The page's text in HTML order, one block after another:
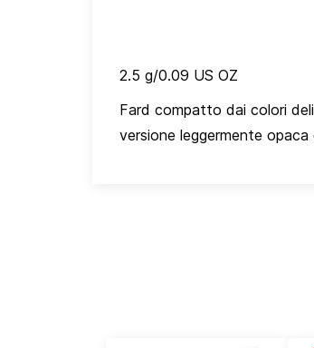
2.5 g/0.09 US OZ
Fard compatto dai colori
versione leggermente